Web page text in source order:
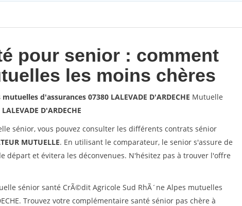
pour senior : comment
les moins chères
d'assurances 07380 LALEVADE D'ARDECHE Mutuelle
LALEVADE D'ARDECHE
sénior, vous pouvez consulter les différents contrats sénior
MUTUELLE. En utilisant le comparateur, le senior s'assure de
départ et évitera les déconvenues. N'hésitez pas à trouver l'offre
sénior santé CrÃ©dit Agricole Sud RhÃ´ne Alpes mutuelles
Trouvez votre complémentaire santé sénior pas chère à